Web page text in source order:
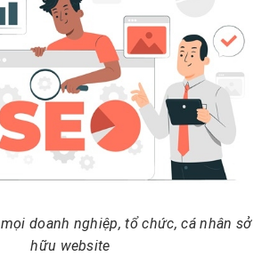
doanh nghiệp, tổ chức, cá nhân sở
hữu website